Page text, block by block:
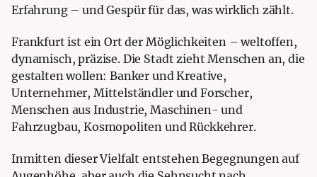
Erfahrung – und Gespür für das, was wirklich zählt.
Frankfurt ist ein Ort der Möglichkeiten – weltoffen,
dynamisch, präzise. Die Stadt zieht Menschen an, die
gestalten wollen: Banker und Kreative,
Unternehmer, Mittelständler und Forscher,
Menschen aus Industrie, Maschinen- und
Fahrzugbau, Kosmopoliten und Rückkehrer.
Inmitten dieser Vielfalt entstehen Begegnungen auf